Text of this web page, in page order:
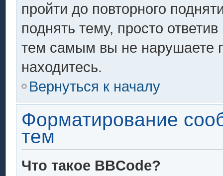
пройти до повторного
поднять тему, просто
тем самым вы не нарушаете
находитесь.
Вернуться к началу
Форматирование
тем
Что такое BBCode?